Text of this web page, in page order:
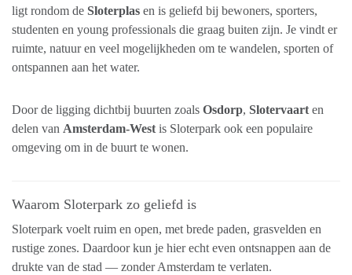
ligt rondom de Sloterplas en is geliefd bij bewoners, sporters,
studenten en young professionals die graag buiten zijn. Je vindt er
ruimte, natuur en veel mogelijkheden om te wandelen, sporten of
ontspannen aan het water.
Door de ligging dichtbij buurten zoals Osdorp, Slotervaart en
delen van Amsterdam-West is Sloterpark ook een populaire
omgeving om in de buurt te wonen.
Waarom Sloterpark zo geliefd is
Sloterpark voelt ruim en open, met brede paden, grasvelden en
rustige zones. Daardoor kun je hier echt even ontsnappen aan de
drukte van de stad — zonder Amsterdam te verlaten.